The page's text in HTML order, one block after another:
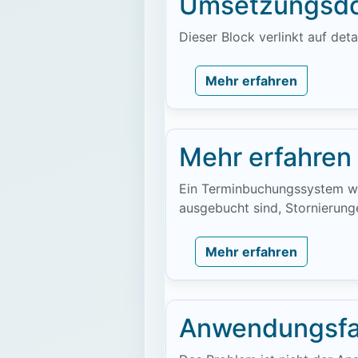
Dieser Block verlinkt auf
Mehr erfahren
Mehr erfahren
Ein Terminbuchungssystem
ausgebucht sind,
Mehr erfahren